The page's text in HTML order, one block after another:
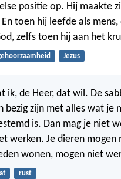
positie op. Hij maakte
toen hij leefde als
zelfs toen hij aan het
Jezus
ik, de Heer, dat wil. De
bezig zijn met alles wat je
is. Dan mag je niet
werken. Je dieren
wonen, mogen niet
rust